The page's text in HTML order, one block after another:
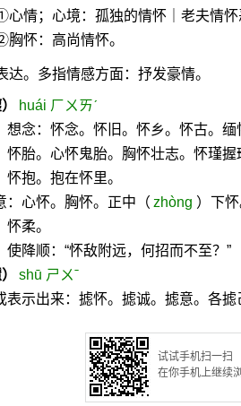
心情；心境：孤独的情怀｜老夫情怀
胸怀：高尚情怀。
达。多指情感方面：抒发豪情。
huái ㄏㄨㄞˊ
念：怀念。怀旧。怀乡。怀古。缅
胎。心怀鬼胎。胸怀壮志。怀瑾握
抱。抱在怀里。
心怀。胸怀。正中（ zhòng ）下怀
柔。
降顺：“怀敌附远，何招而不至？”
shū ㄕㄨˉ
示出来：摅怀。摅诚。摅意。各摅
试试手机扫一扫
在你手机上继续